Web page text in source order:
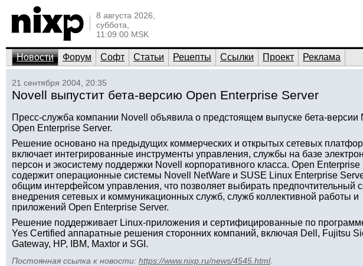
8 августа 2026,
суббота,
11:09:00 MSK
Новости Форум Софт Статьи Рецепты Ссылки Проект Реклама
21 сентября 2004, 20:35
Novell выпустит бета-версию Open Enterprise Server
Пресс-служба компании Novell объявила о предстоящем выпуске бета-версии
Open Enterprise Server.
Решение основано на предыдущих коммерческих и открытых сетевых
включает интегрированные инструменты управления, службы на базе
персон и экосистему поддержки Novell корпоративного класса. Open Enterprise
содержит операционные системы Novell NetWare и SUSE Linux Enterprise
общим интерфейсом управления, что позволяет выбирать предпочтительный
внедрения сетевых и коммуникационных служб, служб коллективной работы и
приложений Open Enterprise Server.
Решение поддерживает Linux-приложения и сертифицированные по
Yes Certified аппаратные решения сторонних компаний, включая Dell, Fujitsu
Gateway, HP, IBM, Maxtor и SGI.
Постоянная ссылка к новости: https://www.nixp.ru/news/4545.html.